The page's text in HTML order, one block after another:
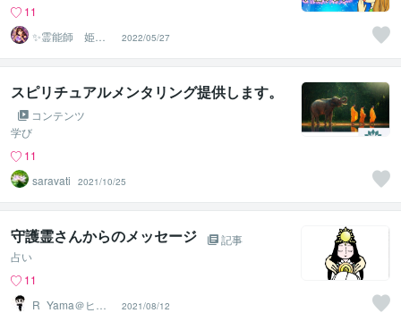
11
✨霊能師 姫神✨
心を導く、守護
霊の通訳者
2022/05/27
スピリチュアルメンタリング提供します。
コンテンツ
学び
11
saravati
2021/10/25
守護霊さんからのメッセージ
記事
占い
11
R_Yama＠ヒー
2021/08/12